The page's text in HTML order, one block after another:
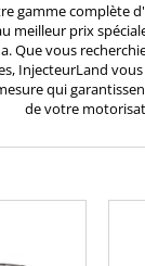
gamme complète
meilleur prix
Que vous
InjecteurLand
qui
de votre